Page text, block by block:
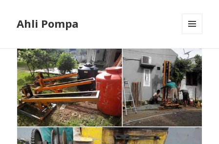
Ahli Pompa
WIDGETS